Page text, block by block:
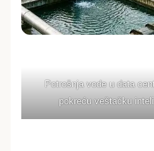
Potrošnja vode u data
pokreću veštačku